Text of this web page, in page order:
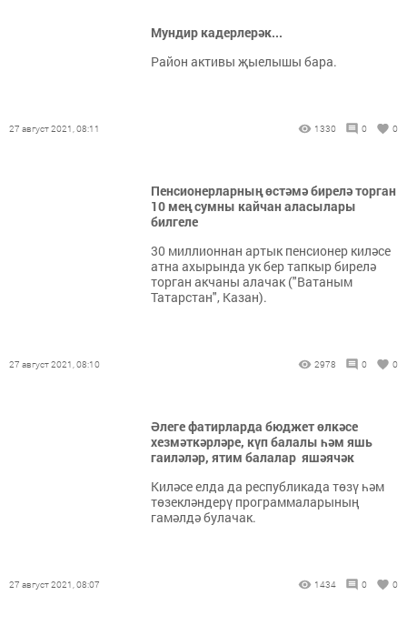
Мундир кадерлерәк...
Район активы җыелышы бара.
27 август 2021, 08:11 1330 0 0
Пенсионерларның өстәмә бирелә торган
10 мең сумны кайчан аласылары
билгеле
30 миллионнан артык пенсионер киләсе
атна ахырында ук бер тапкыр бирелә
торган акчаны алачак ("Ватаным
Татарстан", Казан).
27 август 2021, 08:10 2978 0 0
Әлеге фатирларда бюджет өлкәсе
хезмәткәрләре, күп балалы һәм яшь
гаиләләр, ятим балалар яшәячәк
Киләсе елда да республикада төзү һәм
төзекләндерү программаларының
гамәлдә булачак.
27 август 2021, 08:07 1434 0 0